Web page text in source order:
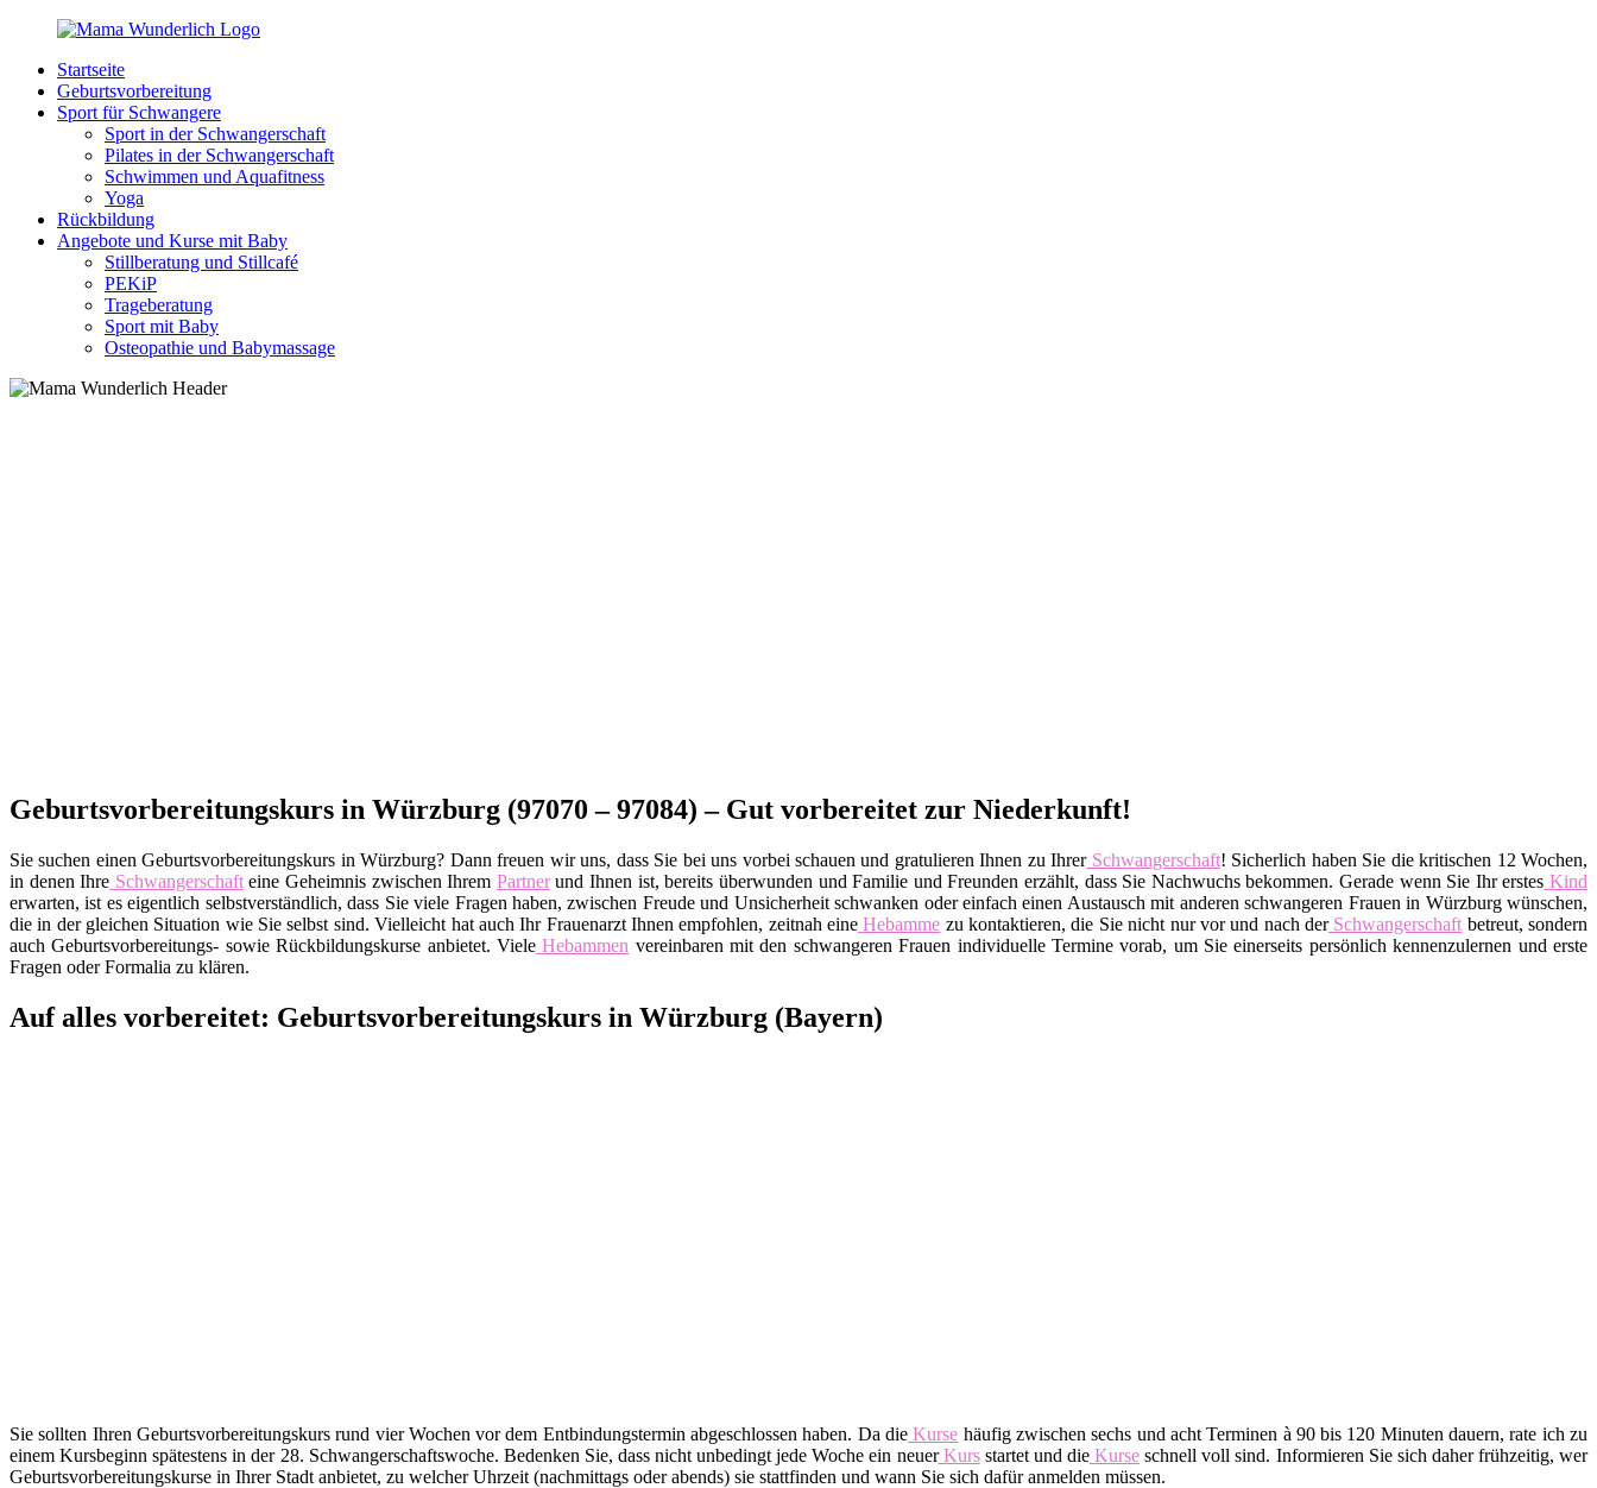
Zurück
Inhalt
MamaWunderlich.de
Mutti
sein
wunderbar!
Startseite
Geburtsvorbereitung
Sport für Schwangere
Sport in der Schwangerschaft
Pilates in der Schwangerschaft
Schwimmen und Aquafitness
Yoga
Rückbildung
Angebote und Kurse mit Baby
Stillberatung und Stillcafé
PEKiP
Trageberatung
Sport mit Baby
Osteopathie und Babymassage
Geburtsvorbereitungskurs in Würzburg (97070 – 97084) – Gut vorbereitet zur Niederkunft!
Sie suchen einen Geburtsvorbereitungskurs in Würzburg? Dann freuen wir uns, dass Sie bei uns vorbei schauen und gratulieren Ihnen zu IhrerSchwangerschaft! Sicherlich haben Sie die kritischen 12 Wochen,
in denen Ihre Schwangerschafteine Geheimnis zwischen Ihrem Partnerund Ihnen ist, bereits überwunden und Familie und Freunden erzählt, dass Sie Nachwuchs bekommen. Gerade wenn Sie Ihr erstes Kind
erwarten, ist es eigentlich selbstverständlich, dass Sie viele Fragen haben, zwischen Freude und Unsicherheit schwanken oder einfach einen Austausch mit anderen schwangeren Frauen in Würzburg wünschen,
die in der gleichen Situation wie Sie selbst sind. Vielleicht hat auch Ihr Frauenarzt Ihnen empfohlen, zeitnah eine Hebamme zu kontaktieren, die Sie nicht nur vor und nach derSchwangerschaft betreut, sondern
auch Geburtsvorbereitungs- sowie Rückbildungskurse anbietet. VieleHebammen vereinbaren mit den schwangeren Frauen individuelle Termine vorab, um Sie einerseits persönlich kennenzulernen und erste
Fragen oder Formalia zu klären.
Auf alles vorbereitet: Geburtsvorbereitungskurs in Würzburg (Bayern)
Sie sollten Ihren Geburtsvorbereitungskurs rund vier Wochen vor dem Entbindungstermin abgeschlossen haben. Da die Kurse häufig zwischen sechs und acht Terminen à 90 bis 120 Minuten dauern, rate ich zu
einem Kursbeginn spätestens in der 28. Schwangerschaftswoche. Bedenken Sie, dass nicht unbedingt jede Woche ein neuerKursstartet und dieKurse schnell voll sind. Informieren Sie sich daher frühzeitig, wer
Geburtsvorbereitungskurse in Ihrer Stadt anbietet, zu welcher Uhrzeit (nachmittags oder abends) sie stattfinden und wann Sie sich dafür anmelden müssen.